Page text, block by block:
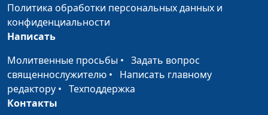
Прозоренко
Чьих будешь? Или
христианина
Прозоренко
Счастливый и
нищий
Павел Жуков, Оксана
Политика обработки персональных данных и
конфиденциальности
Написать
Молитвенные просьбы • Задать вопрос
священнослужителю • Написать главному
редактору • Техподдержка
Контакты